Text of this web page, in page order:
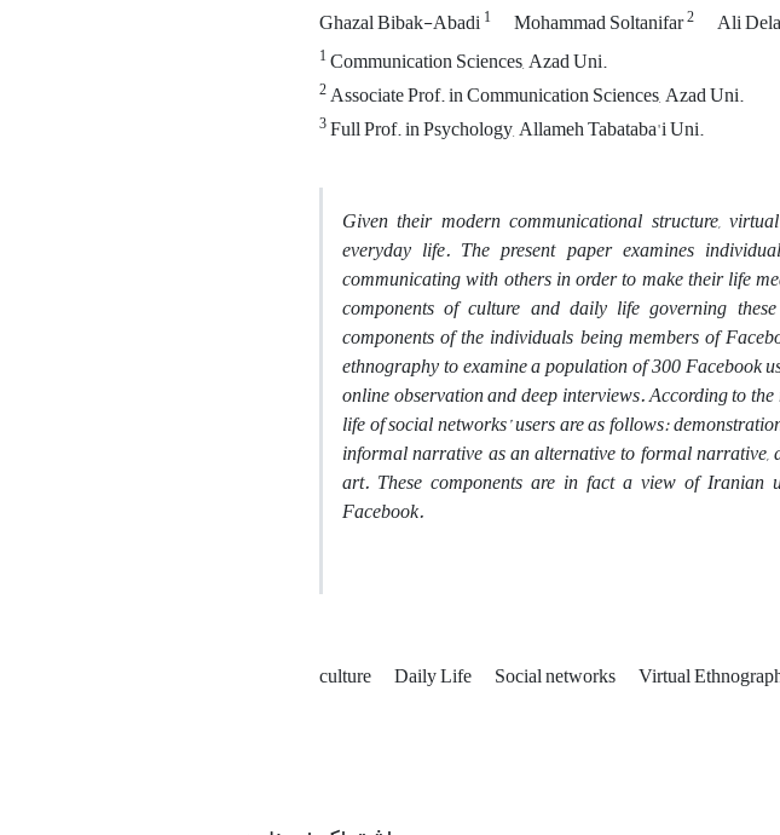
Ghazal Bibak-Abadi1 Mohammad Soltanifar2 Ali
1Communication Sciences, Azad Uni.
2Associate Prof. in Communication Sciences, Azad Uni.
3Full Prof. in Psychology, Allameh Tabataba'i Uni.
Given their modern communicational structure,
everyday life. The present paper examines
communicating with others in order to make their life
components of culture and daily life governing
components of the individuals being members of
ethnography to examine a population of 300 Facebook
online observation and deep interviews. According to
life of social networks’ users are as follows:
informal narrative as an alternative to formal narrative,
art. These components are in fact a view of
Facebook.
culture Daily Life Social networks
Virtual